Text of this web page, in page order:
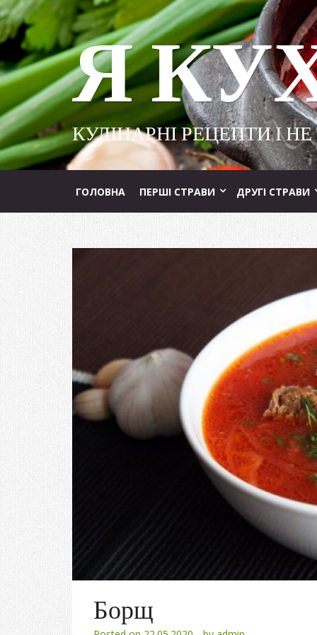
Я
КУЛІНАРНІ РЕЦЕПТИ І
ГОЛОВНА ПЕРШІ СТРАВИ ДРУГІ СТРАВИ
Борщ